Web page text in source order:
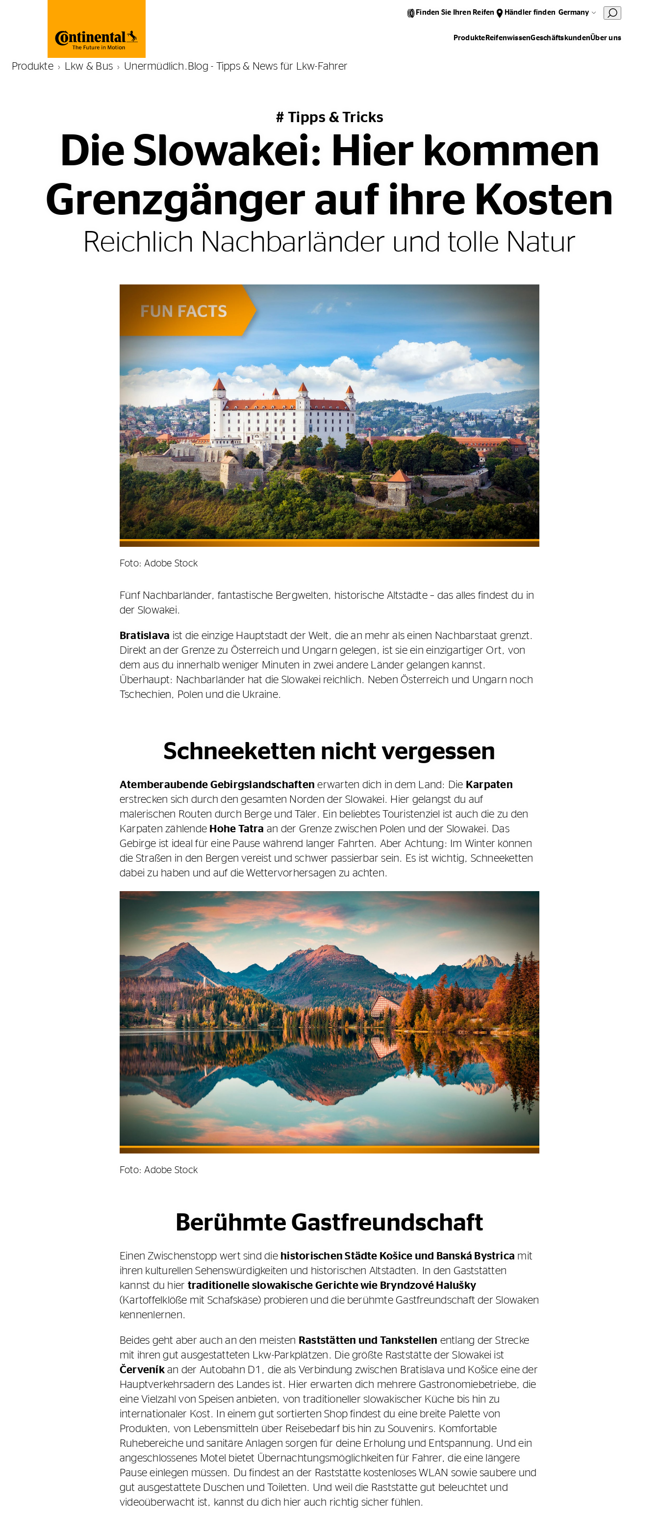
Finden Sie Ihren Reifen Händler finden Germany
Produkte ReifenwissenGeschäftskundenÜber uns
Produkte Lkw & Bus Unermüdlich.Blog - Tipps & News für Lkw-Fahrer
# Tipps & Tricks
Die Slowakei: Hier kommen
Grenzgänger auf ihre Kosten
Reichlich Nachbarländer und tolle Natur
Foto: Adobe Stock
Fünf Nachbarländer, fantastische Bergwelten, historische Altstädte – das alles findest du in
der Slowakei.
Bratislava ist die einzige Hauptstadt der Welt, die an mehr als einen Nachbarstaat grenzt.
Direkt an der Grenze zu Österreich und Ungarn gelegen, ist sie ein einzigartiger Ort, von
dem aus du innerhalb weniger Minuten in zwei andere Länder gelangen kannst.
Überhaupt: Nachbarländer hat die Slowakei reichlich. Neben Österreich und Ungarn noch
Tschechien, Polen und die Ukraine.
Schneeketten nicht vergessen
Atemberaubende Gebirgslandschaften erwarten dich in dem Land: Die Karpaten
erstrecken sich durch den gesamten Norden der Slowakei. Hier gelangst du auf
malerischen Routen durch Berge und Täler. Ein beliebtes Touristenziel ist auch die zu den
Karpaten zählende Hohe Tatra an der Grenze zwischen Polen und der Slowakei. Das
Gebirge ist ideal für eine Pause während langer Fahrten. Aber Achtung: Im Winter können
die Straßen in den Bergen vereist und schwer passierbar sein. Es ist wichtig, Schneeketten
dabei zu haben und auf die Wettervorhersagen zu achten.
Foto: Adobe Stock
Berühmte Gastfreundschaft
Einen Zwischenstopp wert sind die historischen Städte Košice und Banská Bystrica mit
ihren kulturellen Sehenswürdigkeiten und historischen Altstädten. In den Gaststätten
kannst du hier traditionelle slowakische Gerichte wie Bryndzové Halušky
(Kartoffelklöße mit Schafskäse) probieren und die berühmte Gastfreundschaft der Slowaken
kennenlernen.
Beides geht aber auch an den meisten Raststätten und Tankstellen entlang der Strecke
mit ihren gut ausgestatteten Lkw-Parkplätzen. Die größte Raststätte der Slowakei ist
Červeníkan der Autobahn D1, die als Verbindung zwischen Bratislava und Košice eine der
Hauptverkehrsadern des Landes ist. Hier erwarten dich mehrere Gastronomiebetriebe, die
eine Vielzahl von Speisen anbieten, von traditioneller slowakischer Küche bis hin zu
internationaler Kost. In einem gut sortierten Shop findest du eine breite Palette von
Produkten, von Lebensmitteln über Reisebedarf bis hin zu Souvenirs. Komfortable
Ruhebereiche und sanitäre Anlagen sorgen für deine Erholung und Entspannung. Und ein
angeschlossenes Motel bietet Übernachtungsmöglichkeiten für Fahrer, die eine längere
Pause einlegen müssen. Du findest an der Raststätte kostenloses WLAN sowie saubere und
gut ausgestattete Duschen und Toiletten. Und weil die Raststätte gut beleuchtet und
videoüberwacht ist, kannst du dich hier auch richtig sicher fühlen.